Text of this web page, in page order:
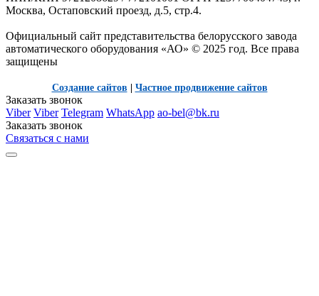
Москва, Остаповский проезд, д.5, стр.4.
Официальный сайт представительства белорусского завода
автоматического оборудования «АО» © 2025 год. Все права
защищены
Создание сайтов Частное продвижение сайтов
Заказать звонок
Viber Viber Telegram WhatsApp ao-bel@bk.ru
Заказать звонок
Связаться с нами